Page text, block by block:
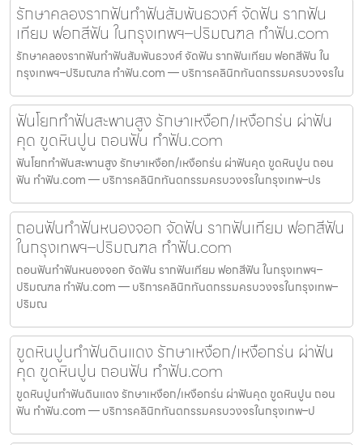
รักษาคลองรากฟันทำฟันสัมพันธวงศ์ จัดฟัน รากฟัน
เทียม ฟอกสีฟัน ในกรุงเทพฯ–ปริมณฑล ทำฟัน.com
รักษาคลองรากฟันทำฟันสัมพันธวงศ์ จัดฟัน รากฟันเทียม ฟอกสีฟัน ใน
กรุงเทพฯ–ปริมณฑล ทำฟัน.com — บริการคลินิกทันตกรรมครบวงจรใน
ฟันโยกทำฟันสะพานสูง รักษาเหงือก/เหงือกร่น ผ่าฟัน
คุด ขูดหินปูน ถอนฟัน ทำฟัน.com
ฟันโยกทำฟันสะพานสูง รักษาเหงือก/เหงือกร่น ผ่าฟันคุด ขูดหินปูน ถอน
ฟัน ทำฟัน.com — บริการคลินิกทันตกรรมครบวงจรในกรุงเทพ–ปร
ถอนฟันทำฟันหนองจอก จัดฟัน รากฟันเทียม ฟอกสีฟัน
ในกรุงเทพฯ–ปริมณฑล ทำฟัน.com
ถอนฟันทำฟันหนองจอก จัดฟัน รากฟันเทียม ฟอกสีฟัน ในกรุงเทพฯ–
ปริมณฑล ทำฟัน.com — บริการคลินิกทันตกรรมครบวงจรในกรุงเทพ–
ปริมณ
ขูดหินปูนทำฟันดินแดง รักษาเหงือก/เหงือกร่น ผ่าฟัน
คุด ขูดหินปูน ถอนฟัน ทำฟัน.com
ขูดหินปูนทำฟันดินแดง รักษาเหงือก/เหงือกร่น ผ่าฟันคุด ขูดหินปูน ถอน
ฟัน ทำฟัน.com — บริการคลินิกทันตกรรมครบวงจรในกรุงเทพ–ป